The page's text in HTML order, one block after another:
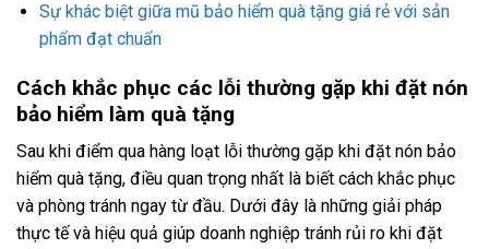
Sự khác biệt giữa mũ bảo hiểm quà tặng giá rẻ với sản
phẩm đạt chuẩn
Cách khắc phục các lỗi thường gặp khi đặt nón
bảo hiểm làm quà tặng
Sau khi điểm qua hàng loạt lỗi thường gặp khi đặt nón bảo
hiểm quà tặng, điều quan trọng nhất là biết cách khắc phục
và phòng tránh ngay từ đầu. Dưới đây là những giải pháp
thực tế và hiệu quả giúp doanh nghiệp tránh rủi ro khi đặt